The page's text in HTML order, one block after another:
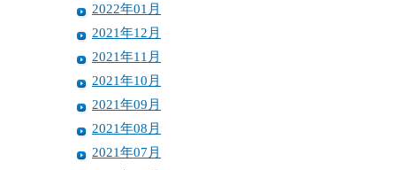
2022年01月
2021年12月
2021年11月
2021年10月
2021年09月
2021年08月
2021年07月